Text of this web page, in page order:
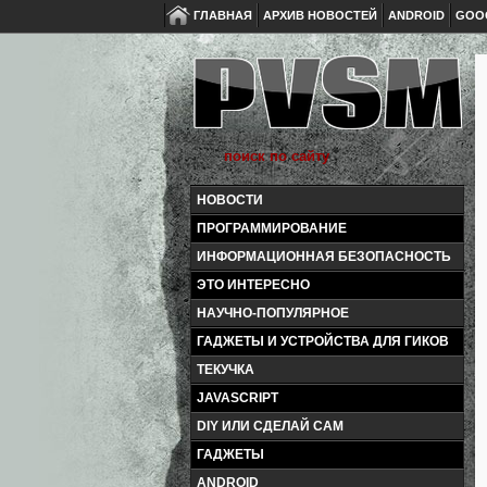
ГЛАВНАЯ АРХИВ НОВОСТЕЙ ANDROID
НОВОСТИ
ПРОГРАММИРОВАНИЕ
ИНФОРМАЦИОННАЯ БЕЗОПАСНОСТЬ
ЭТО ИНТЕРЕСНО
НАУЧНО-ПОПУЛЯРНОЕ
ГАДЖЕТЫ И УСТРОЙСТВА ДЛЯ ГИКОВ
ТЕКУЧКА
JAVASCRIPT
DIY ИЛИ СДЕЛАЙ САМ
ГАДЖЕТЫ
ANDROID